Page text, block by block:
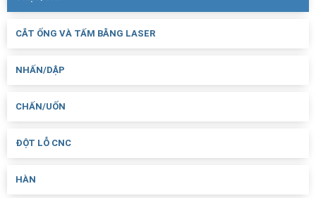
CẮT ỐNG VÀ TẤM BẰNG LASER
NHẤN/DẬP
CHẤN/UỐN
ĐỘT LỖ CNC
HÀN